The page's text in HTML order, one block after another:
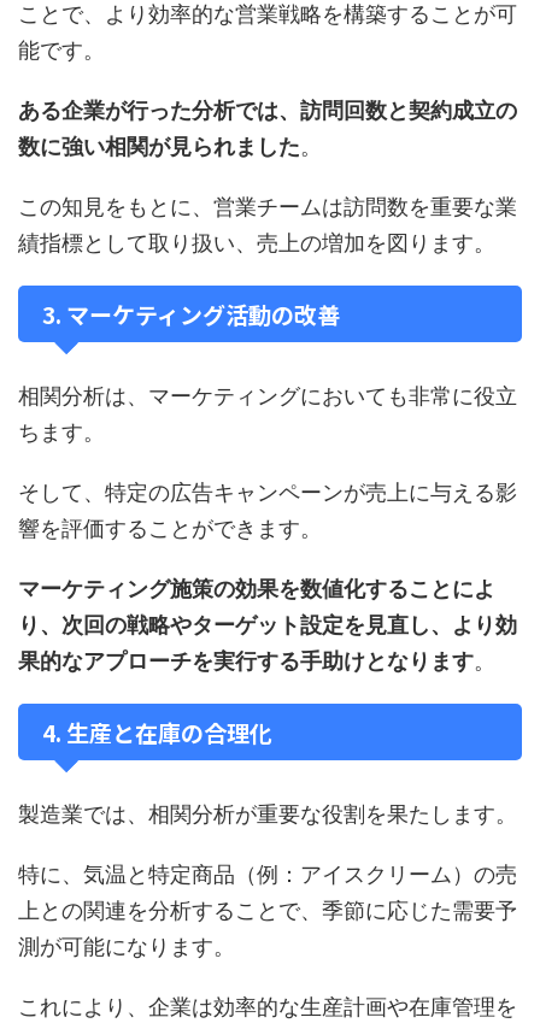
ことで、より効率的な営業戦略を構築することが可
能です。
ある企業が行った分析では、訪問回数と契約成立の
数に強い相関が見られました。
この知見をもとに、営業チームは訪問数を重要な業
績指標として取り扱い、売上の増加を図ります。
3. マーケティング活動の改善
相関分析は、マーケティングにおいても非常に役立
ちます。
そして、特定の広告キャンペーンが売上に与える影
響を評価することができます。
マーケティング施策の効果を数値化することによ
り、次回の戦略やターゲット設定を見直し、より効
果的なアプローチを実行する手助けとなります。
4. 生産と在庫の合理化
製造業では、相関分析が重要な役割を果たします。
特に、気温と特定商品（例：アイスクリーム）の売
上との関連を分析することで、季節に応じた需要予
測が可能になります。
これにより、企業は効率的な生産計画や在庫管理を